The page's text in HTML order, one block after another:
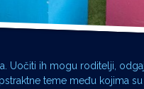
ih mogu roditelji,
teme među kojima